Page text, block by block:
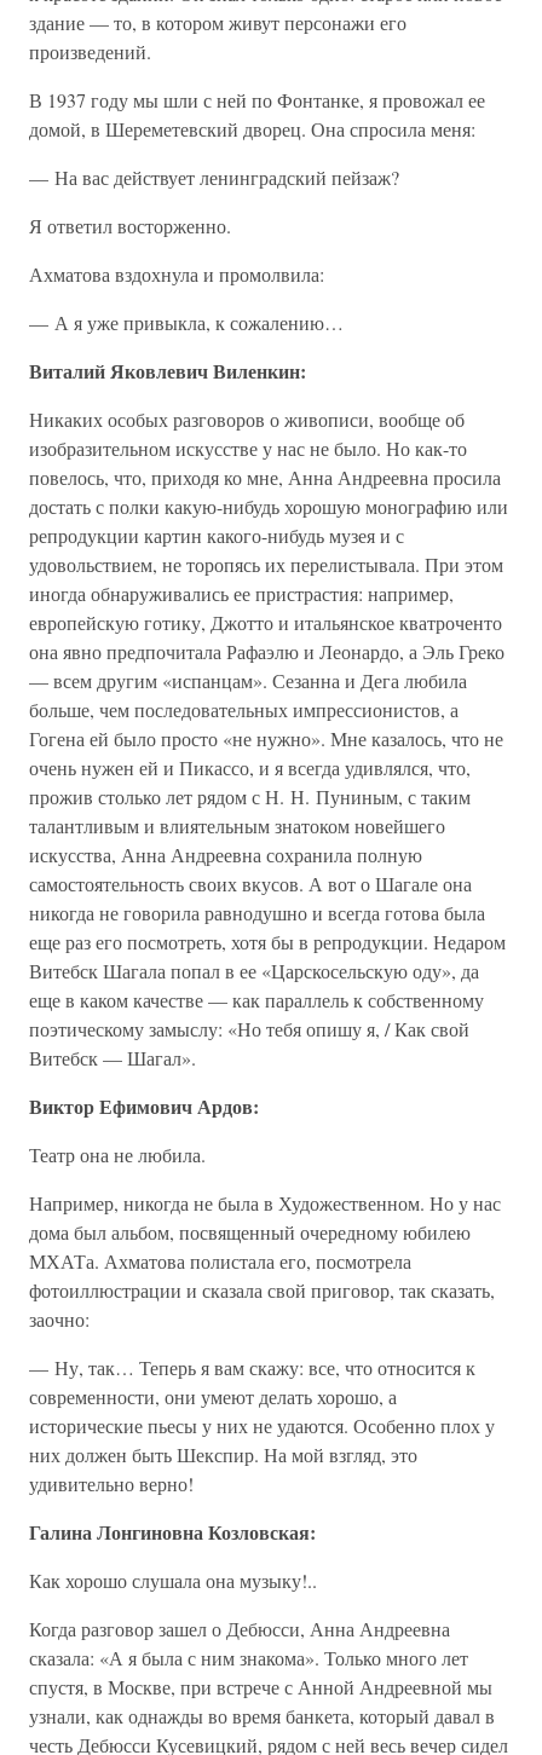
здание — то, в котором живут персонажи его
произведений.
В 1937 году мы шли с ней по Фонтанке, я провожал ее
домой, в Шереметевский дворец. Она спросила меня:
— На вас действует ленинградский пейзаж?
Я ответил восторженно.
Ахматова вздохнула и промолвила:
— А я уже привыкла, к сожалению…
Виталий Яковлевич Виленкин:
Никаких особых разговоров о живописи, вообще об
изобразительном искусстве у нас не было. Но как-то
повелось, что, приходя ко мне, Анна Андреевна просила
достать с полки какую-нибудь хорошую монографию или
репродукции картин какого-нибудь музея и с
удовольствием, не торопясь их перелистывала. При этом
иногда обнаруживались ее пристрастия: например,
европейскую готику, Джотто и итальянское кватроченто
она явно предпочитала Рафаэлю и Леонардо, а Эль Греко
— всем другим «испанцам». Сезанна и Дега любила
больше, чем последовательных импрессионистов, а
Гогена ей было просто «не нужно». Мне казалось, что не
очень нужен ей и Пикассо, и я всегда удивлялся, что,
прожив столько лет рядом с Н. Н. Пуниным, с таким
талантливым и влиятельным знатоком новейшего
искусства, Анна Андреевна сохранила полную
самостоятельность своих вкусов. А вот о Шагале она
никогда не говорила равнодушно и всегда готова была
еще раз его посмотреть, хотя бы в репродукции. Недаром
Витебск Шагала попал в ее «Царскосельскую оду», да
еще в каком качестве — как параллель к собственному
поэтическому замыслу: «Но тебя опишу я, / Как свой
Витебск — Шагал».
Виктор Ефимович Ардов:
Театр она не любила.
Например, никогда не была в Художественном. Но у нас
дома был альбом, посвященный очередному юбилею
МХАТа. Ахматова полистала его, посмотрела
фотоиллюстрации и сказала свой приговор, так сказать,
заочно:
— Ну, так… Теперь я вам скажу: все, что относится к
современности, они умеют делать хорошо, а
исторические пьесы у них не удаются. Особенно плох у
них должен быть Шекспир. На мой взгляд, это
удивительно верно!
Галина Лонгиновна Козловская:
Как хорошо слушала она музыку!..
Когда разговор зашел о Дебюсси, Анна Андреевна
сказала: «А я была с ним знакома». Только много лет
спустя, в Москве, при встрече с Анной Андреевной мы
узнали, как однажды во время банкета, который давал в
честь Дебюсси Кусевицкий, рядом с ней весь вечер сидел